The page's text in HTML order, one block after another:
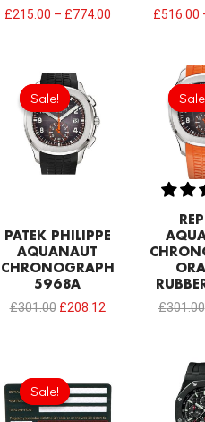
£215.00 – £774.00
£516.00
Sale!
Sale!
PATEK PHILIPPE
AQUANAUT
CHRONOGRAPH
5968A
£301.00
Original
price
was:
£301.00.
£208.12
£301.00
Sale!
Sale!
price
was:
£189.20.
price
is:
£94.60.